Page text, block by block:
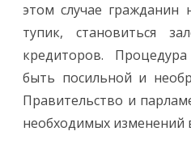
этом случае
тупик, становиться
кредиторов.
быть посильной и
Правительство и
необходимых изменений